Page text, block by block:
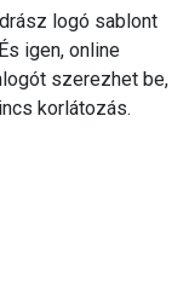
logó sablont
igen, online
szerezhet be,
korlátozás.